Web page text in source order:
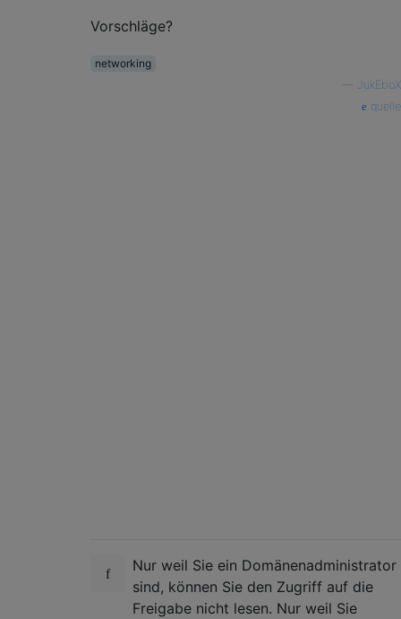
Vorschläge?
networking
JukEboX
quelle
Nur weil Sie ein Domänenadministrator
sind, können Sie den Zugriff auf die
Freigabe nicht lesen. Nur weil Sie